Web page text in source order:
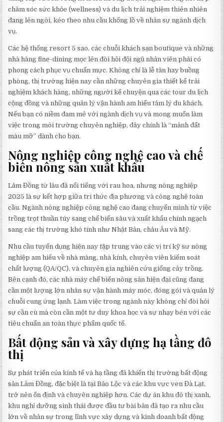
chăm sóc sức khỏe (wellness) và du lịch trải nghiệm thiên nhiên
đang lên ngôi, kéo theo nhu cầu khổng lồ về nhân sự ngành dịch
vụ.
Các hệ thống resort 5 sao, các chuỗi khách sạn boutique và những
nhà hàng fine-dining mọc lên đòi hỏi đội ngũ nhân viên phải có
phong cách phục vụ chuẩn mực. Không chỉ là lễ tân hay buồng
phòng, thị trường hiện nay cần những chuyên gia thiết kế trải
nghiệm khách hàng, những người kể chuyện qua các tour du lịch
cộng đồng và những quản lý vận hành am hiểu tâm lý du khách.
Nếu bạn có niềm đam mê với ngành dịch vụ và mong muốn làm
việc trong môi trường chuyên nghiệp, đây chính là “mảnh đất
màu mỡ” dành cho bạn.
Nông nghiệp công nghệ cao và chế
biến nông sản xuất khẩu
Lâm Đồng từ lâu đã nổi tiếng với rau hoa, nhưng nông nghiệp
2025 là sự kết hợp giữa tri thức địa phương và công nghệ toàn
cầu. Ngành nông nghiệp công nghệ cao đang chuyển mình từ việc
trồng trọt thuần túy sang chế biến sâu và xuất khẩu chính ngạch
sang các thị trường khó tính như Nhật Bản, châu Âu và Mỹ.
Nhu cầu tuyển dụng hiện nay tập trung vào các vị trí kỹ sư nông
nghiệp am hiểu về nhà màng, nhà kính, chuyên viên kiểm soát
chất lượng (QA/QC), và chuyên gia nghiên cứu giống cây trồng.
Bên cạnh đó, các nhà máy chế biến nông sản hiện đại cũng đang
cần một lượng lớn nhân sự vận hành máy móc, đóng gói và quản lý
chuỗi cung ứng lạnh. Làm việc trong ngành này không chỉ đòi hỏi
sự cần cù mà còn cần một tư duy khoa học và sự nhạy bén với các
tiêu chuẩn an toàn thực phẩm quốc tế.
Bất động sản và xây dựng hạ tầng đô
thị
Sự phát triển của kinh tế và hạ tầng đã khiến thị trường bất động
sản Lâm Đồng, đặc biệt là tại Bảo Lộc và các khu vực ven Đà Lạt,
trở nên ổn định và chuyên nghiệp hơn. Các dự án khu đô thị xanh,
khu nghỉ dưỡng sinh thái được đầu tư bài bản đã tạo ra nhu cầu
lớn về nhân sự trong lĩnh vực xây dựng và kinh doanh bất động